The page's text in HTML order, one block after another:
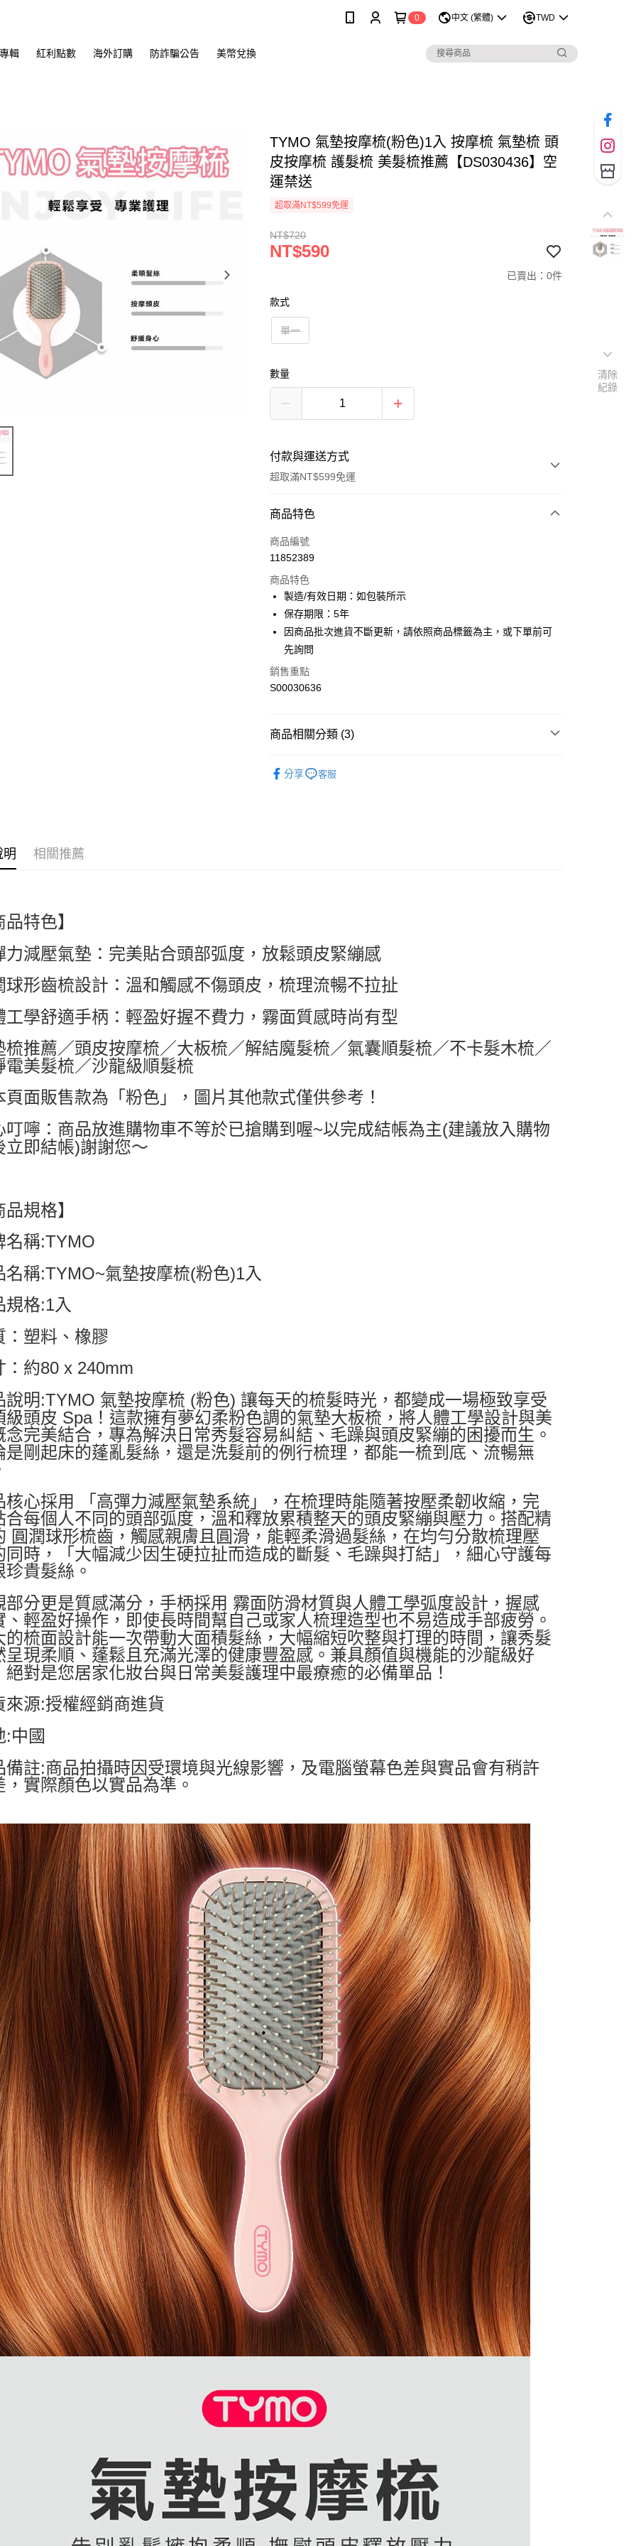
0 中文 (繁體) TWD
輯 紅利點數 海外訂購 防詐騙公告 美幣兌換
TYMO 氣墊按摩梳(粉色)1入 按摩梳 氣墊梳 頭
皮按摩梳 護髮梳 美髮梳推薦【DS030436】空
運禁送
超取滿NT$599免運
NT$720
NT$590
已賣出：0件
款式
單一
數量
付款與運送方式
超取滿NT$599免運
付款方式
信用卡一次付款
LINE Pay
Apple Pay
街口支付
全盈+PAY
運送方式
全家付款取貨
7-11付款取貨
付款後7-11取貨
每筆NT$60，滿NT$599(含以上)免運費
宅配
商品特色
商品編號
11852389
商品特色
製造/有效日期：如包裝所示
保存期限：5年
因商品批次進貨不斷更新，請依照商品標籤為主，或下單前可
先詢問
銷售重點
S00030636
商品相關分類 (3)
分享 客服
明 相關推薦
品特色】
力減壓氣墊：完美貼合頭部弧度，放鬆頭皮緊繃感
球形齒梳設計：溫和觸感不傷頭皮，梳理流暢不拉扯
工學舒適手柄：輕盈好握不費力，霧面質感時尚有型
梳推薦／頭皮按摩梳／大板梳／解結魔髮梳／氣囊順髮梳／不卡髮木梳／
電美髮梳／沙龍級順髮梳
面販售款為「粉色」，圖片其他款式僅供參考！
叮嚀：商品放進購物車不等於已搶購到喔~以完成結帳為主(建議放入購物
立即結帳)謝謝您～
品規格】
名稱:TYMO
名稱:TYMO~氣墊按摩梳(粉色)1入
規格:1入
：塑料、橡膠
：約80 x 240mm
說明:TYMO 氣墊按摩梳 (粉色) 讓每天的梳髮時光，都變成一場極致享受
級頭皮 Spa！這款擁有夢幻柔粉色調的氣墊大板梳，將人體工學設計與美
念完美結合，專為解決日常秀髮容易糾結、毛躁與頭皮緊繃的困擾而生。
是剛起床的蓬亂髮絲，還是洗髮前的例行梳理，都能一梳到底、流暢無
核心採用 「高彈力減壓氣墊系統」，在梳理時能隨著按壓柔韌收縮，完
合每個人不同的頭部弧度，溫和釋放累積整天的頭皮緊繃與壓力。搭配精
圓潤球形梳齒，觸感親膚且圓滑，能輕柔滑過髮絲，在均勻分散梳理壓
同時，「大幅減少因生硬拉扯而造成的斷髮、毛躁與打結」，細心守護每
珍貴髮絲。
部分更是質感滿分，手柄採用 霧面防滑材質與人體工學弧度設計，握感
、輕盈好操作，即使長時間幫自己或家人梳理造型也不易造成手部疲勞。
的梳面設計能一次帶動大面積髮絲，大幅縮短吹整與打理的時間，讓秀髮
呈現柔順、蓬鬆且充滿光澤的健康豐盈感。兼具顏值與機能的沙龍級好
絕對是您居家化妝台與日常美髮護理中最療癒的必備單品！
來源:授權經銷商進貨
:中國
備註:商品拍攝時因受環境與光線影響，及電腦螢幕色差與實品會有稍許
，實際顏色以實品為準。
清除
紀錄